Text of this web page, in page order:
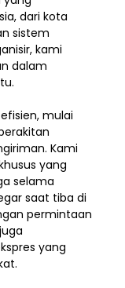
dari kota
sistem
kami
dalam
mulai
Kami
yang
selama
saat tiba di
permintaan
yang